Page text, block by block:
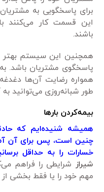
برای پاسخگویی به
این قسمت کار می‌کنند
باشند.
همچنین این سیستم بهتر
پاسخگوی مشتریان باشد.
همواره رضایت آن‌ها
طور شبانه‌روزی می‌توانید
بیمه‌کردن بارها
همیشه شنیده‌ایم که
چنین است، پس برای آن
خسارات را به حداقل
شیراز شرایطی را فراهم
مهم خود را یا فقط بخشی از